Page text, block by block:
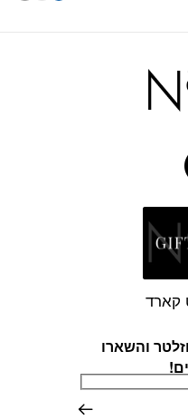
והשארו
קארד